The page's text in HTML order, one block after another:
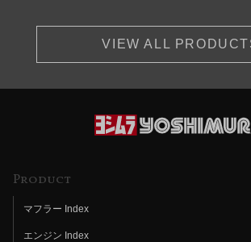
VIEW ALL
Product
マフラー Index
エンジン Index